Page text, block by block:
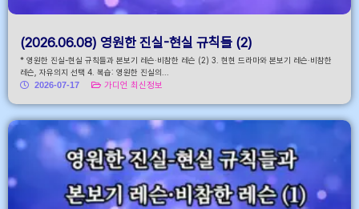
(2026.06.08) 영원한 진실-현실 규칙들 (2)
* 영원한 진실-현실 규칙들과 본보기 레슨·비참한 레슨 (2) 3. 현현 드라마와 본보기 레슨·비참한
레슨, 자유의지 선택 4. 복습: 영원한 진실의...
2026-07-17
가디언 최신정보